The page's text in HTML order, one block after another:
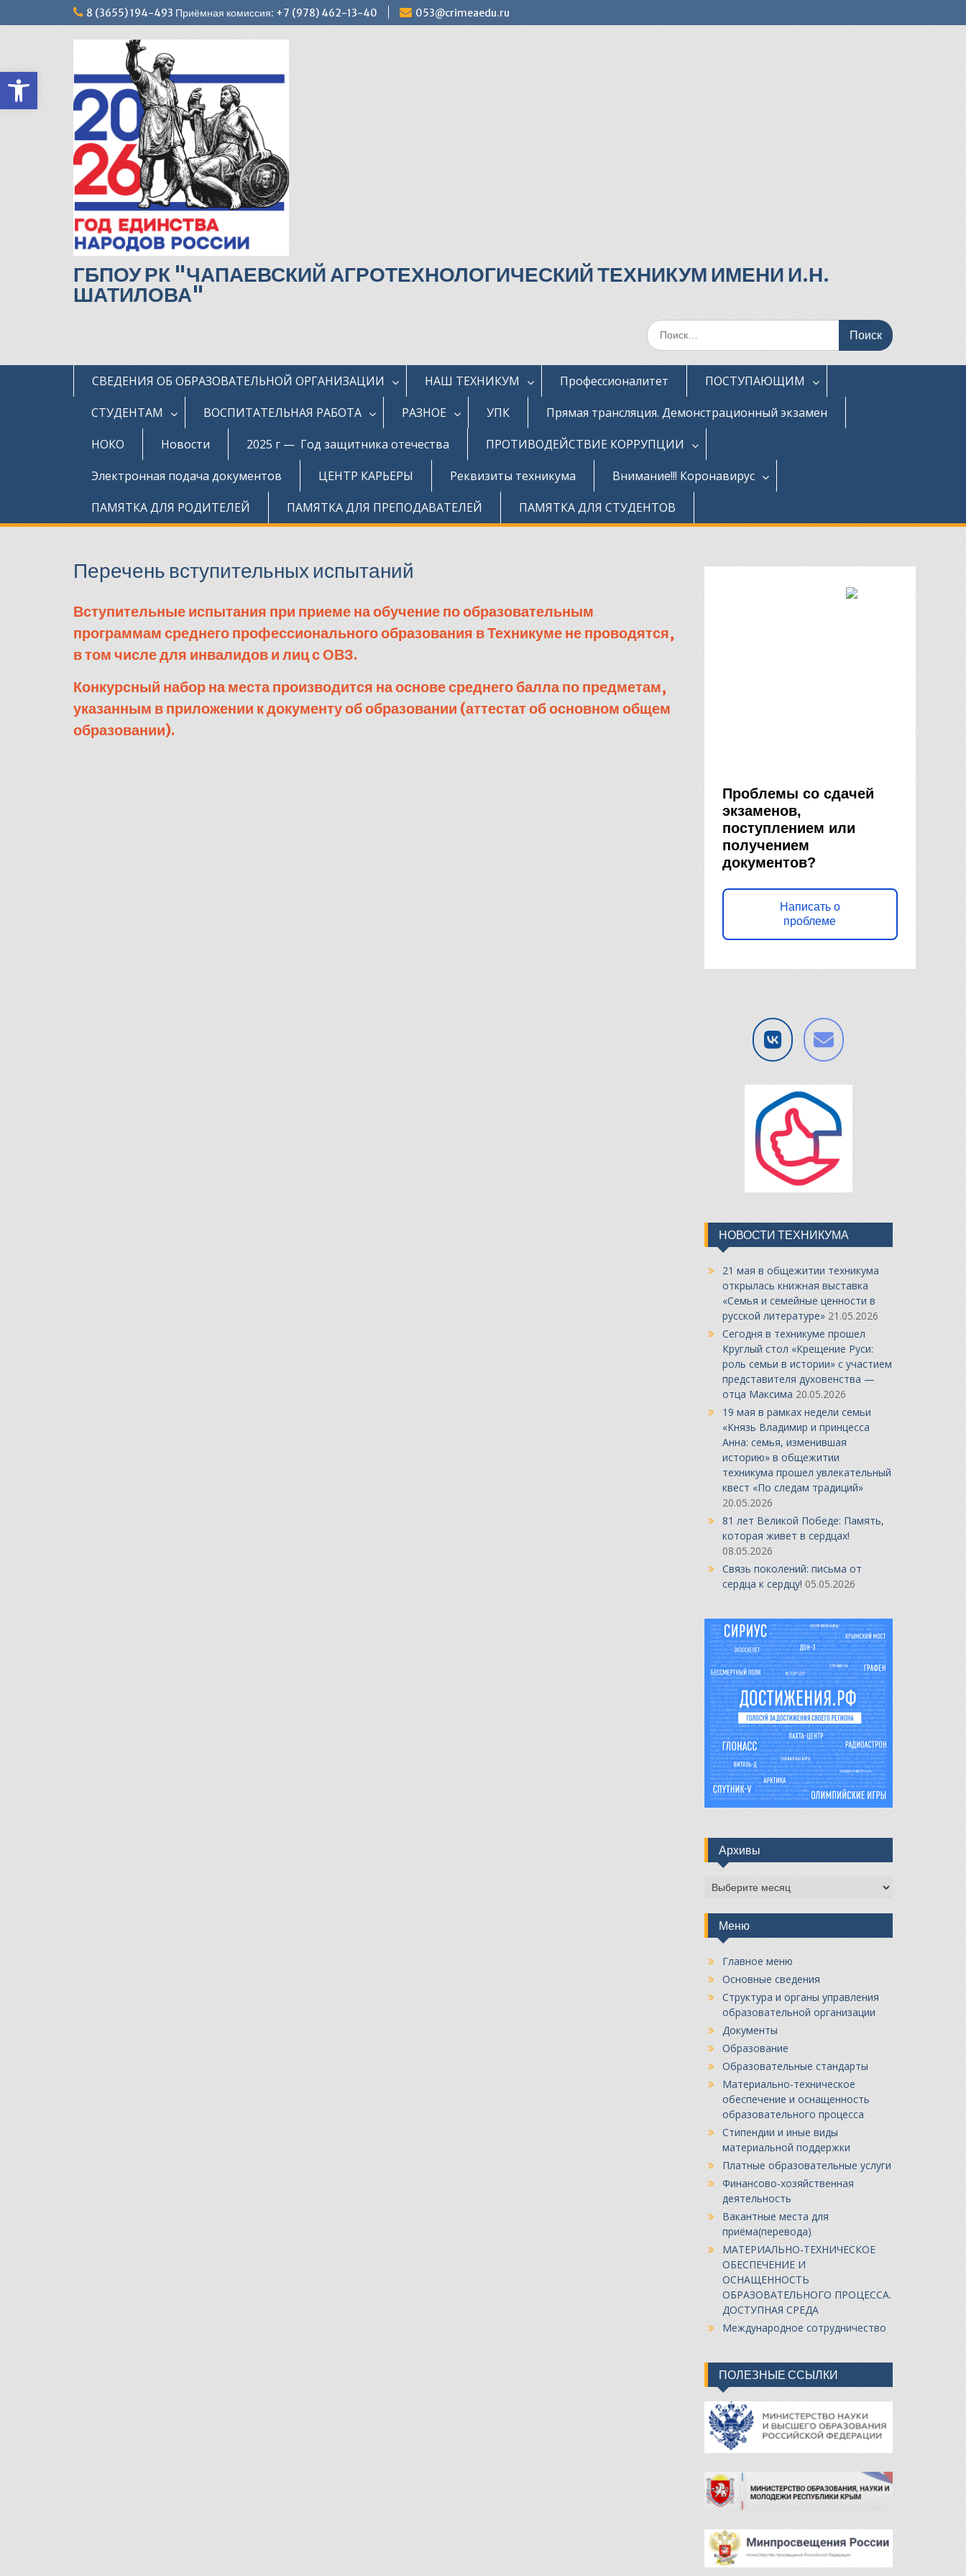
Открыть панель инструментов
к
содержимому
8 (3655) 194-493 Приёмная комиссия: +7 (978) 462-13-40 053@crimeaedu.ru
ГБПОУ РК "ЧАПАЕВСКИЙ АГРОТЕХНОЛОГИЧЕСКИЙ ТЕХНИКУМ ИМЕНИ И.Н.
ШАТИЛОВА"
Поиск
по:
СВЕДЕНИЯ ОБ ОБРАЗОВАТЕЛЬНОЙ ОРГАНИЗАЦИИ НАШ ТЕХНИКУМ Профессионалитет
ПОСТУПАЮЩИМ
СТУДЕНТАМ
ВОСПИТАТЕЛЬНАЯ РАБОТА РАЗНОЕ УПК
Прямая трансляция. Демонстрационный экзамен
НОКО
Новости 2025 г — Год защитника отечества
ПРОТИВОДЕЙСТВИЕ КОРРУПЦИИ
Электронная подача документов
ЦЕНТР КАРЬЕРЫ Реквизиты техникума
Внимание!!! Коронавирус
ПАМЯТКА ДЛЯ РОДИТЕЛЕЙ
ПАМЯТКА ДЛЯ ПРЕПОДАВАТЕЛЕЙ ПАМЯТКА ДЛЯ СТУДЕНТОВ
Перечень вступительных испытаний
Вступительные испытания при приеме на обучение по образовательным
программам среднего профессионального образования в Техникуме не проводятся,
в том числе для инвалидов и лиц с ОВЗ.
Конкурсный набор на места производится на основе среднего балла по предметам,
указанным в приложении к документу об образовании (аттестат об основном общем
образовании).
Проблемы со сдачей
экзаменов,
поступлением или
получением
документов?
Написать о
проблеме
НОВОСТИ ТЕХНИКУМА
21 мая в общежитии техникума
открылась книжная выставка
«Семья и семейные ценности в
русской литературе» 21.05.2026
Сегодня в техникуме прошел
Круглый стол «Крещение Руси:
роль семьи в истории» с участием
представителя духовенства —
отца Максима 20.05.2026
19 мая в рамках недели семьи
«Князь Владимир и принцесса
Анна: семья, изменившая
историю» в общежитии
техникума прошел увлекательный
квест «По следам традиций»
20.05.2026
81 лет Великой Победе: Память,
которая живет в сердцах!
08.05.2026
Связь поколений: письма от
сердца к сердцу! 05.05.2026
Архивы
Архивы
Меню
Главное меню
Основные сведения
Структура и органы управления
образовательной организации
Документы
Образование
Образовательные стандарты
Материально-техническое
обеспечение и оснащенность
образовательного процесса
Стипендии и иные виды
материальной поддержки
Платные образовательные услуги
Финансово-хозяйственная
деятельность
Вакантные места для
приёма(перевода)
МАТЕРИАЛЬНО-ТЕХНИЧЕСКОЕ
ОБЕСПЕЧЕНИЕ И
ОСНАЩЕННОСТЬ
ОБРАЗОВАТЕЛЬНОГО ПРОЦЕССА.
ДОСТУПНАЯ СРЕДА
Международное сотрудничество
ПОЛЕЗНЫЕ ССЫЛКИ